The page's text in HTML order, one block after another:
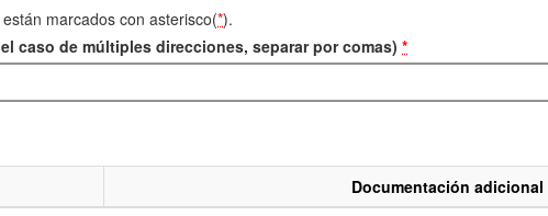
marcados con asterisco(*).
caso de múltiples direcciones, separar por comas) *
Documentación adicional